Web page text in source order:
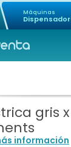
Máquinas
gris
información